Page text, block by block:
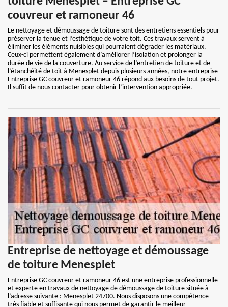
couvreur et ramoneur 46
Le nettoyage et démoussage de toiture sont des entretiens essentiels pour
préserver la tenue et l’esthétique de votre toit. Ces travaux servent à
éliminer les éléments nuisibles qui pourraient dégrader les matériaux.
Ceux-ci permettent également d’améliorer l’isolation et prolonger la
durée de vie de la couverture. Au service de l’entretien de toiture et de
l’étanchéité de toit à Menesplet depuis plusieurs années, notre entreprise
Entreprise GC couvreur et ramoneur 46 répond aux besoins de tout projet.
Il suffit de nous contacter pour obtenir l’intervention appropriée.
Entreprise de nettoyage et démoussage
de toiture Menesplet
Entreprise GC couvreur et ramoneur 46 est une entreprise professionnelle
et experte en travaux de nettoyage de démoussage de toiture située à
l’adresse suivante : Menesplet 24700. Nous disposons une compétence
très fiable et suffisante qui nous permet de garantir le meilleur